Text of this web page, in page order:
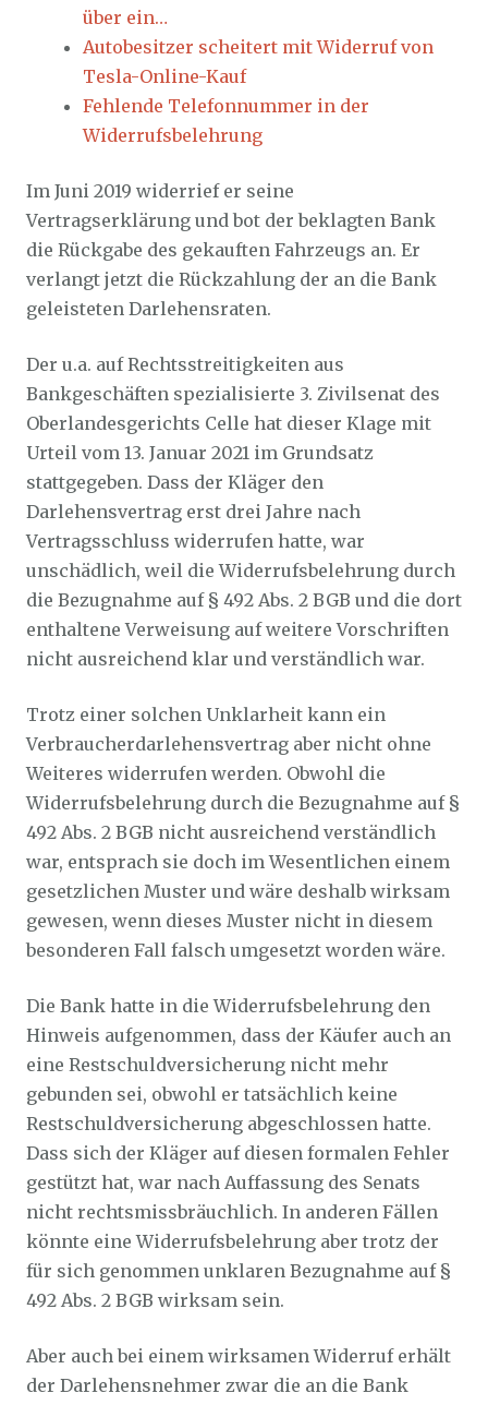
über ein…
Autobesitzer scheitert mit Widerruf von
Tesla-Online-Kauf
Fehlende Telefonnummer in der
Widerrufsbelehrung
Im Juni 2019 widerrief er seine
Vertragserklärung und bot der beklagten Bank
die Rückgabe des gekauften Fahrzeugs an. Er
verlangt jetzt die Rückzahlung der an die Bank
geleisteten Darlehensraten.
Der u.a. auf Rechtsstreitigkeiten aus
Bankgeschäften spezialisierte 3. Zivilsenat des
Oberlandesgerichts Celle hat dieser Klage mit
Urteil vom 13. Januar 2021 im Grundsatz
stattgegeben. Dass der Kläger den
Darlehensvertrag erst drei Jahre nach
Vertragsschluss widerrufen hatte, war
unschädlich, weil die Widerrufsbelehrung durch
die Bezugnahme auf § 492 Abs. 2 BGB und die dort
enthaltene Verweisung auf weitere Vorschriften
nicht ausreichend klar und verständlich war.
Trotz einer solchen Unklarheit kann ein
Verbraucherdarlehensvertrag aber nicht ohne
Weiteres widerrufen werden. Obwohl die
Widerrufsbelehrung durch die Bezugnahme auf §
492 Abs. 2 BGB nicht ausreichend verständlich
war, entsprach sie doch im Wesentlichen einem
gesetzlichen Muster und wäre deshalb wirksam
gewesen, wenn dieses Muster nicht in diesem
besonderen Fall falsch umgesetzt worden wäre.
Die Bank hatte in die Widerrufsbelehrung den
Hinweis aufgenommen, dass der Käufer auch an
eine Restschuldversicherung nicht mehr
gebunden sei, obwohl er tatsächlich keine
Restschuldversicherung abgeschlossen hatte.
Dass sich der Kläger auf diesen formalen Fehler
gestützt hat, war nach Auffassung des Senats
nicht rechtsmissbräuchlich. In anderen Fällen
könnte eine Widerrufsbelehrung aber trotz der
für sich genommen unklaren Bezugnahme auf §
492 Abs. 2 BGB wirksam sein.
Aber auch bei einem wirksamen Widerruf erhält
der Darlehensnehmer zwar die an die Bank